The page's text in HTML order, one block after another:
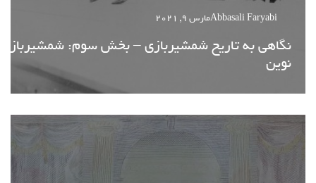
Abbasali Faryabiمارس 9, 2021
نگاهی به تاریخ شمشیربازی – بخش سوم: شمشیربازی
نوین